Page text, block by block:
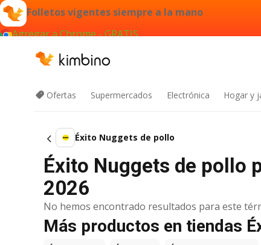
Folletos vigentes siempre a la mano
Agregar a Chrome - GRATIS
Ofertas Supermercados Electrónica Hogar y
Éxito Nuggets de pollo
Éxito Nuggets de pollo
2026
No hemos encontrado resultados para este
Más productos en tiendas